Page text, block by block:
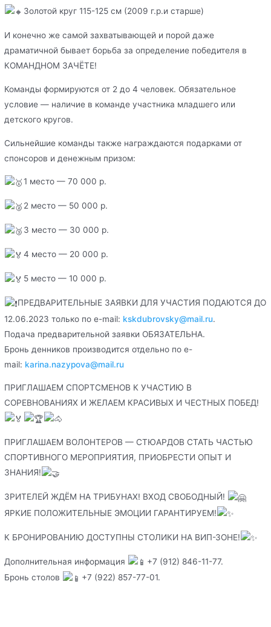
Золотой круг 115-125 см (2009 г.р.и старше)
И конечно же самой захватывающей и порой даже
драматичной бывает борьба за определение победителя в
КОМАНДНОМ ЗАЧЁТЕ!
Команды формируются от 2 до 4 человек. Обязательное
условие — наличие в команде участника младшего или
детского кругов.
Сильнейшие команды также награждаются подарками от
спонсоров и денежным призом:
1 место — 70 000 р.
2 место — 50 000 р.
3 место — 30 000 р.
4 место — 20 000 р.
5 место — 10 000 р.
ПРЕДВАРИТЕЛЬНЫЕ ЗАЯВКИ ДЛЯ УЧАСТИЯ ПОДАЮТСЯ ДО
12.06.2023 только по e-mail: kskdubrovsky@mail.ru.
Подача предварительной заявки ОБЯЗАТЕЛЬНА.
Бронь денников производится отдельно по e-
mail: karina.nazypova@mail.ru
ПРИГЛАШАЕМ СПОРТСМЕНОВ К УЧАСТИЮ В
СОРЕВНОВАНИЯХ И ЖЕЛАЕМ КРАСИВЫХ И ЧЕСТНЫХ ПОБЕД!
ПРИГЛАШАЕМ ВОЛОНТЕРОВ — СТЮАРДОВ СТАТЬ ЧАСТЬЮ
СПОРТИВНОГО МЕРОПРИЯТИЯ, ПРИОБРЕСТИ ОПЫТ И
ЗНАНИЯ!
ЗРИТЕЛЕЙ ЖДЁМ НА ТРИБУНАХ! ВХОД СВОБОДНЫЙ!
ЯРКИЕ ПОЛОЖИТЕЛЬНЫЕ ЭМОЦИИ ГАРАНТИРУЕМ!
К БРОНИРОВАНИЮ ДОСТУПНЫ СТОЛИКИ НА ВИП-ЗОНЕ!
Дополнительная информация
+7 (912) 846-11-77.
Бронь столов
+7 (922) 857-77-01.